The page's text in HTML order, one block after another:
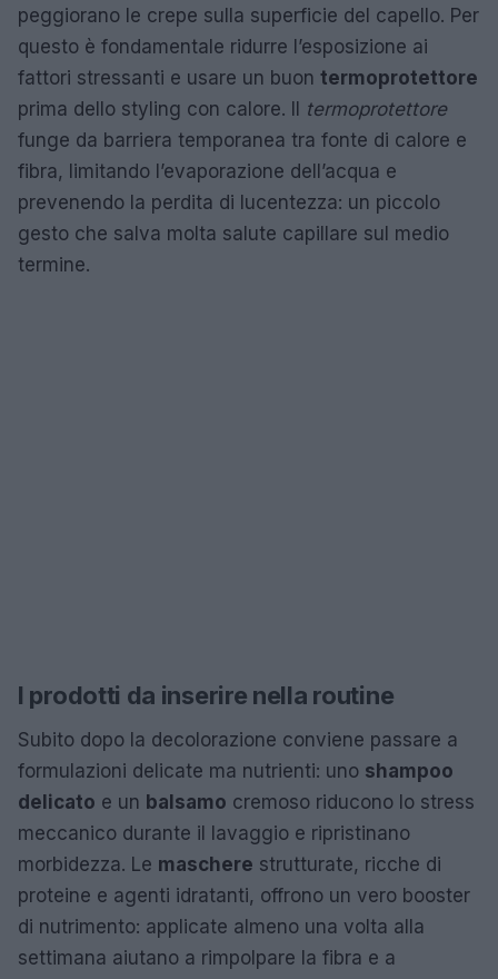
peggiorano le crepe sulla superficie del capello. Per
questo è fondamentale ridurre l’esposizione ai
fattori stressanti e usare un buon termoprotettore
prima dello styling con calore. Il termoprotettore
funge da barriera temporanea tra fonte di calore e
fibra, limitando l’evaporazione dell’acqua e
prevenendo la perdita di lucentezza: un piccolo
gesto che salva molta salute capillare sul medio
termine.
I prodotti da inserire nella routine
Subito dopo la decolorazione conviene passare a
formulazioni delicate ma nutrienti: uno shampoo
delicato e un balsamo cremoso riducono lo stress
meccanico durante il lavaggio e ripristinano
morbidezza. Le maschere strutturate, ricche di
proteine e agenti idratanti, offrono un vero booster
di nutrimento: applicate almeno una volta alla
settimana aiutano a rimpolpare la fibra e a